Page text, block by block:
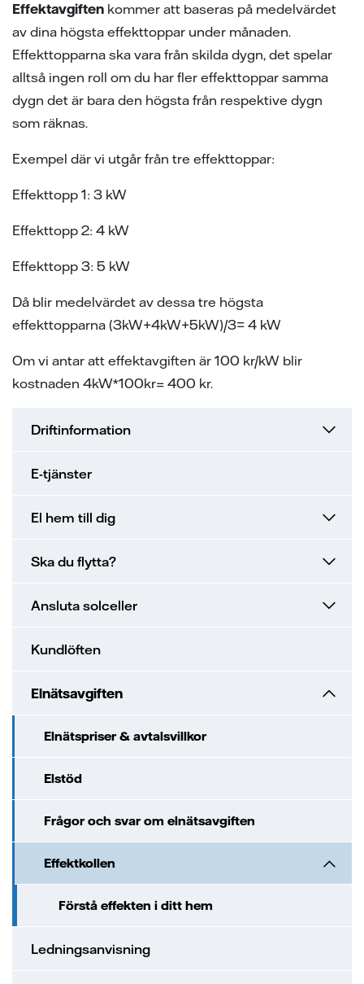
vid avtalstecknande
innan man
svar
vid skada
svar
av våra ledningar
elprylar när det åskar
projekt
oss
Effektavgiften kommer att baseras på medelvärdet
av dina högsta effekttoppar under månaden.
Effekttopparna ska vara från skilda dygn, det spelar
alltså ingen roll om du har fler effekttoppar samma
dygn det är bara den högsta från respektive dygn
som räknas.
Exempel där vi utgår från tre effekttoppar:
Effekttopp 1: 3 kW
Effekttopp 2: 4 kW
Effekttopp 3: 5 kW
Då blir medelvärdet av dessa tre högsta
effekttopparna (3kW+4kW+5kW)/3= 4 kW
Om vi antar att effektavgiften är 100 kr/kW blir
kostnaden 4kW*100kr= 400 kr.
Driftinformation
E-tjänster
El hem till dig
Ska du flytta?
Ansluta solceller
Kundlöften
Elnätsavgiften
Elnätspriser & avtalsvillkor
Elstöd
Frågor och svar om elnätsavgiften
Effektkollen
Förstå effekten i ditt hem
Ledningsanvisning